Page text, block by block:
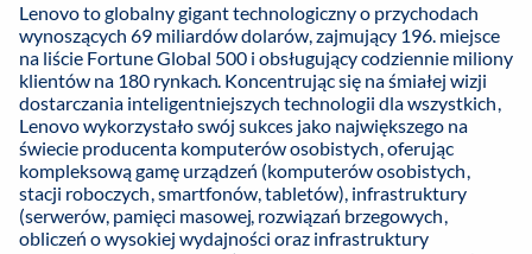
Lenovo to globalny gigant technologiczny o przychodach
wynoszących 69 miliardów dolarów, zajmujący 196. miejsce
na liście Fortune Global 500 i obsługujący codziennie miliony
klientów na 180 rynkach. Koncentrując się na śmiałej wizji
dostarczania inteligentniejszych technologii dla wszystkich,
Lenovo wykorzystało swój sukces jako największego na
świecie producenta komputerów osobistych, oferując
kompleksową gamę urządzeń (komputerów osobistych,
stacji roboczych, smartfonów, tabletów), infrastruktury
(serwerów, pamięci masowej, rozwiązań brzegowych,
obliczeń o wysokiej wydajności oraz infrastruktury